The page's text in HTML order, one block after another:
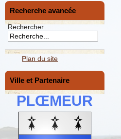
Recherche avancée
Rechercher
Plan du site
Ville et Partenaire
PLŒMEUR